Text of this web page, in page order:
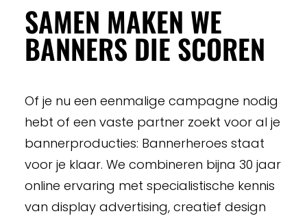
SAMEN MAKEN WE
BANNERS DIE SCOREN
Of je nu een eenmalige campagne nodig
hebt of een vaste partner zoekt voor al je
bannerproducties: Bannerheroes staat
voor je klaar. We combineren bijna 30 jaar
online ervaring met specialistische kennis
van display advertising, creatief design